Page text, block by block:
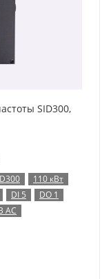
SID300,
110 кВт
DI 5
DO 1
AC